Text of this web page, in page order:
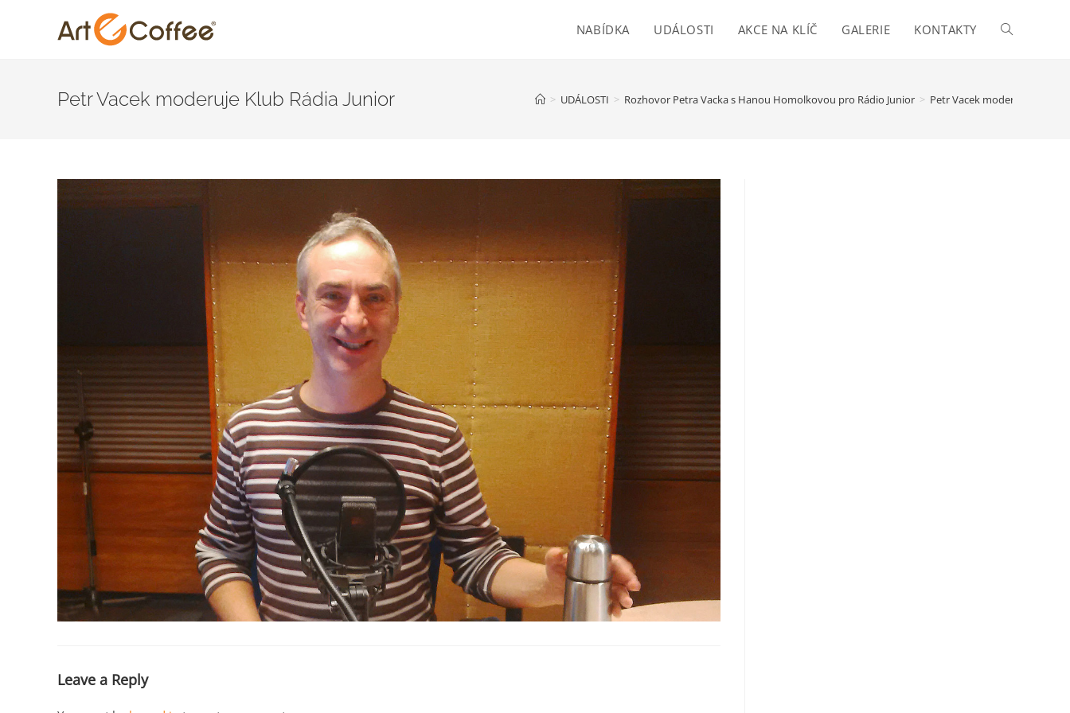
NABÍDKA UDÁLOSTI AKCE NA KLÍČ GALERIE KONTAKTY Toggle
Petr Vacek moderuje Klub Rádia Junior > UDÁLOSTI > Rozhovor Petra Vacka s Hanou Homolkovou pro Rádio Junior > Petr Vacek moderuje Klub
Leave a Reply